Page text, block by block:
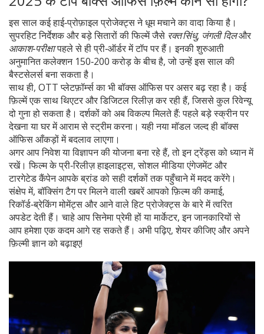
इस साल कई हाई‑प्रोफ़ाइल प्रोजेक्ट्स ने धूम मचाने का वादा किया है।
सुपरहिट निर्देशक और बड़े सितारों की फिल्में जैसे रक्त सिंधु, जंगली दिलऔर
आकाश‑परीक्षापहले से ही प्री‑ऑर्डर में टॉप पर हैं। इनकी शुरुआती
अनुमानित कलेक्शन 150‑200 करोड़ के बीच है, जो उन्हें इस साल की
बैस्टसेलर्स बना सकता है।
साथ ही, OTT प्लेटफ़ॉर्म्स का भी बॉक्स ऑफिस पर असर बढ़ रहा है। कई
फ़िल्में एक साथ थिएटर और डिजिटल रिलीज़ कर रही हैं, जिससे कुल रिवेन्यू
दो गुना हो सकता है। दर्शकों को अब विकल्प मिलते हैं: पहले बड़े स्क्रीन पर
देखना या घर में आराम से स्ट्रीम करना। यही नया मॉडल जल्द ही बॉक्स
ऑफिस आँकड़ों में बदलाव लाएगा।
अगर आप निवेश या विज्ञापन की योजना बना रहे हैं, तो इन ट्रेंड्स को ध्यान में
रखें। फिल्म के प्री‑रिलीज़ हाइलाइट्स, सोशल मीडिया एंगेजमेंट और
टारगेटेड कैंपेन आपके ब्रांड को सही दर्शकों तक पहुँचाने में मदद करेंगे।
संक्षेप में, बॉक्सिंग टैग पर मिलने वाली खबरें आपको फ़िल्म की कमाई,
रिकॉर्ड‑ब्रेकिंग मोमेंट्स और आने वाले हिट प्रोजेक्ट्स के बारे में त्वरित
अपडेट देती हैं। चाहे आप सिनेमा प्रेमी हों या मार्केटर, इन जानकारियों से
आप हमेशा एक कदम आगे रह सकते हैं। अभी पढ़िए, शेयर कीजिए और अपने
फ़िल्मी ज्ञान को बढ़ाइए!